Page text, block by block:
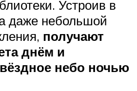
Устроив в
даже небольшой
получают
днём и
небо ночью